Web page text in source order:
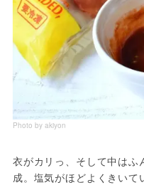
Photo by akiyon
衣がカリっ、そして中は
成。塩気がほどよくきいて